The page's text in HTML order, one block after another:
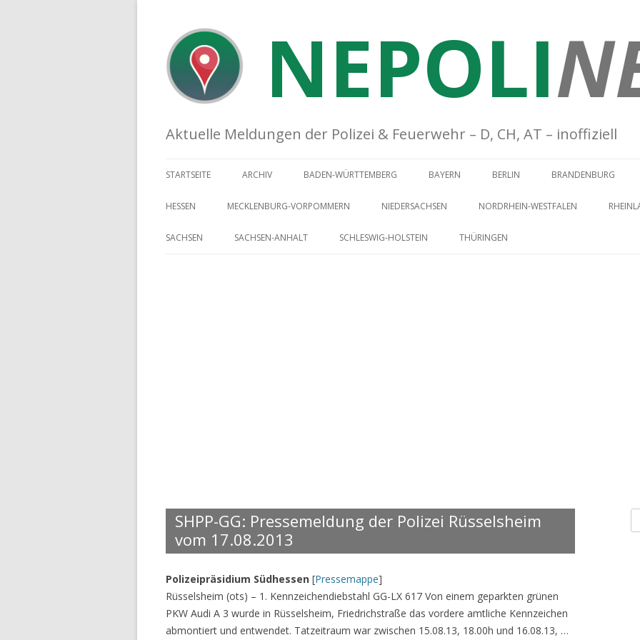
NEPOLI
Aktuelle Meldungen der Polizei & Feuerwehr – D, CH, AT – inoffiziell
STARTSEITE ARCHIV BADEN-WÜRTTEMBERG BAYERN BERLIN BRANDENBURG
HESSEN MECKLENBURG-VORPOMMERN NIEDERSACHSEN NORDRHEIN-WESTFALEN
SACHSEN SACHSEN-ANHALT SCHLESWIG-HOLSTEIN THÜRINGEN
SHPP-GG: Pressemeldung der Polizei Rüsselsheim
vom 17.08.2013
Polizeipräsidium Südhessen [Pressemappe]
Rüsselsheim (ots) – 1. Kennzeichendiebstahl GG-LX 617 Von einem geparkten grünen
PKW Audi A 3 wurde in Rüsselsheim, Friedrichstraße das vordere amtliche Kennzeichen
abmontiert und entwendet. Tatzeitraum war zwischen 15.08.13, 18.00h und 16.08.13, …